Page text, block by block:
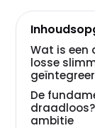
Wat is een
losse
De
ambitie